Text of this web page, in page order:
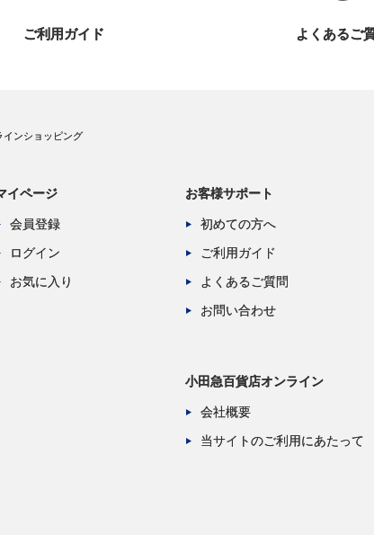
ご利用ガイド よくあるご
インショッピング
イページ
会員登録
ログイン
お気に入り
お客様サポート
初めての方へ
ご利用ガイド
よくあるご質問
お問い合わせ
小田急百貨店オンライン
会社概要
当サイトのご利用にあたって